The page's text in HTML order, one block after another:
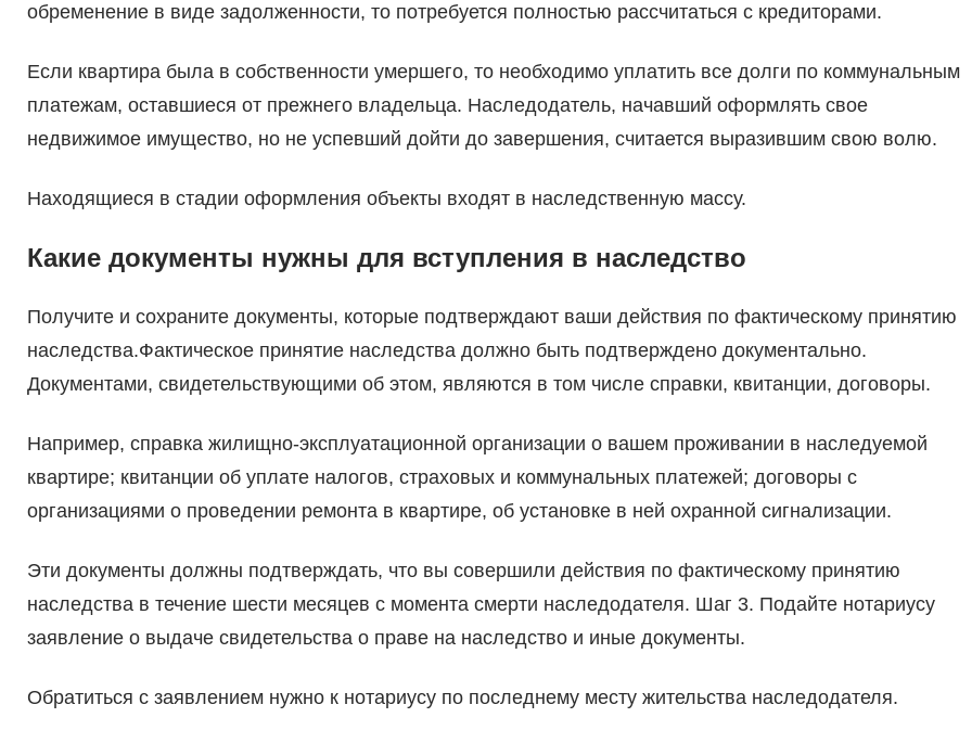
обременение в виде задолженности, то потребуется полностью рассчитаться с кредиторами.
Если квартира была в собственности умершего, то необходимо уплатить все долги по коммунальным
платежам, оставшиеся от прежнего владельца. Наследодатель, начавший оформлять свое
недвижимое имущество, но не успевший дойти до завершения, считается выразившим свою волю.
Находящиеся в стадии оформления объекты входят в наследственную массу.
Какие документы нужны для вступления в наследство
Получите и сохраните документы, которые подтверждают ваши действия по фактическому принятию
наследства.Фактическое принятие наследства должно быть подтверждено документально.
Документами, свидетельствующими об этом, являются в том числе справки, квитанции, договоры.
Например, справка жилищно-эксплуатационной организации о вашем проживании в наследуемой
квартире; квитанции об уплате налогов, страховых и коммунальных платежей; договоры с
организациями о проведении ремонта в квартире, об установке в ней охранной сигнализации.
Эти документы должны подтверждать, что вы совершили действия по фактическому принятию
наследства в течение шести месяцев с момента смерти наследодателя. Шаг 3. Подайте нотариусу
заявление о выдаче свидетельства о праве на наследство и иные документы.
Обратиться с заявлением нужно к нотариусу по последнему месту жительства наследодателя.